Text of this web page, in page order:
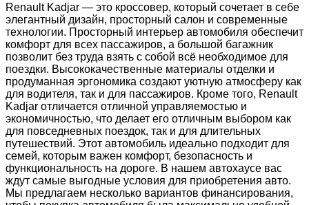
Renault Kadjar — это кроссовер, который сочетает в себе
элегантный дизайн, просторный салон и современные
технологии. Просторный интерьер автомобиля обеспечит
комфорт для всех пассажиров, а большой багажник
позволит без труда взять с собой всё необходимое для
поездки. Высококачественные материалы отделки и
продуманная эргономика создают уютную атмосферу как
для водителя, так и для пассажиров. Кроме того, Renault
Kadjar отличается отличной управляемостью и
экономичностью, что делает его отличным выбором как
для повседневных поездок, так и для длительных
путешествий. Этот автомобиль идеально подходит для
семей, которым важен комфорт, безопасность и
функциональность на дороге. В нашем автохаусе вас
ждут самые выгодные условия для приобретения авто.
Мы предлагаем несколько вариантов финансирования,